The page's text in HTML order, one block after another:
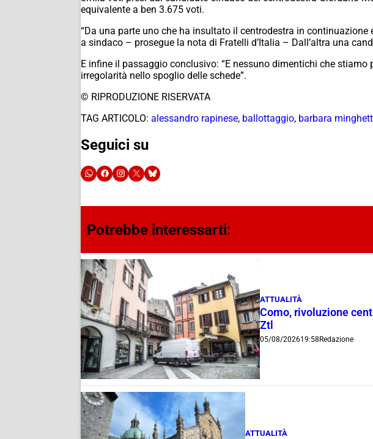
equivalente a ben 3.675 voti.
“Da una parte uno che ha insultato il centrodestra in
a sindaco – prosegue la nota di Fratelli d’Italia – Dall’altra una
E infine il passaggio conclusivo: “E nessuno dimentichi che
irregolarità nello spoglio delle schede”.
© RIPRODUZIONE RISERVATA
TAG ARTICOLO: alessandro rapinese, ballottaggio, barbara
Seguici su
Potrebbe interessarti:
ATTUALITÀ
Como, rivoluzione
Ztl
05/08/202619:58Redazione
ATTUALITÀ